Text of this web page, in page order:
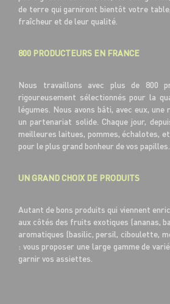
de terre qui garniront bientôt votre
fraîcheur et de leur qualité.
800 PRODUCTEURS EN FRANCE
Nous travaillons avec plus de 800
rigoureusement sélectionnés pour la
légumes. Nous avons bâti, avec eux,
un partenariat solide. Chaque jour,
meilleures laitues, pommes, échalotes,
pour le plus grand bonheur de vos papilles.
UN GRAND CHOIX DE PRODUITS
Autant de bons produits qui viennent
aux côtés des fruits exotiques (ananas,
aromatiques (basilic, persil, ciboulette,
: vous proposer une large gamme de
garnir vos assiettes.